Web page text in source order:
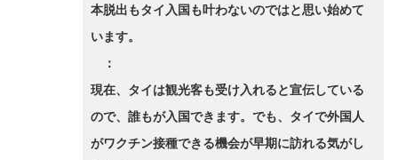
本脱出もタイ入国も叶わないのではと思い始めて
います。
：
現在、タイは観光客も受け入れると宣伝している
ので、誰もが入国できます。でも、タイで外国人
がワクチン接種できる機会が早期に訪れる気がし